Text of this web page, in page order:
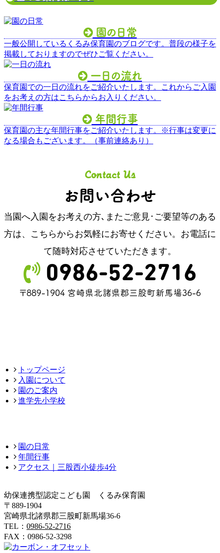
園の日常
一般公開しているくるみ保育園のブログです。普段の様子を
掲載しておりますのでぜひご覧ください。
 一日の流れ
保育園での一日の流れをご紹介いたします。これからご入園
をお考えの方はこちらからお入りください。
年間行事
保育園の主な年間行事をご紹介いたします。※行事は変更に
なる場合もございます。（事前連絡あり）
Contact Us
お問い合わせ
当園へ入園をお考えの方､またご意見･ご要望等のある
方は、 こちらからお気軽にお寄せください。お電話に
て随時対応させていただきます。
0986-52-2716
〒889-1904 宮崎県北諸県郡三股町新馬場36-6
トップページ
入園について
園のご案内
進学先小学校
園の日常
年間行事
アクセス｜三股西小徒歩4分
幼保連携型認定こども園 くるみ保育園
〒889-1904
宮崎県北諸県郡三股町新馬場36-6
TEL： 0986-52-2716
FAX：0986-52-3298